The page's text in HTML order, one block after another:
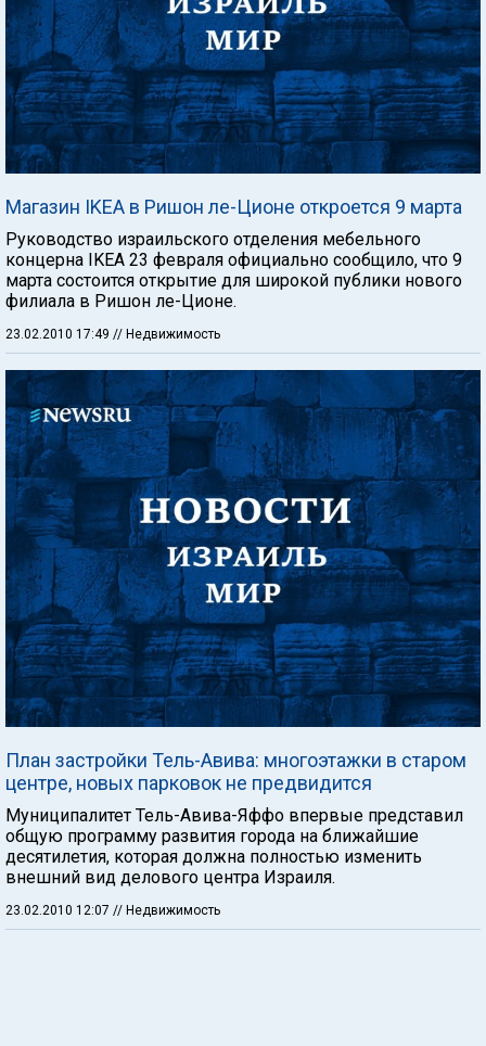
Магазин IKEA в Ришон ле-Ционе откроется 9 марта
Руководство израильского отделения мебельного
концерна IKEA 23 февраля официально сообщило, что 9
марта состоится открытие для широкой публики нового
филиала в Ришон ле-Ционе.
23.02.2010 17:49 // Недвижимость
План застройки Тель-Авива: многоэтажки в старом
центре, новых парковок не предвидится
Муниципалитет Тель-Авива-Яффо впервые представил
общую программу развития города на ближайшие
десятилетия, которая должна полностью изменить
внешний вид делового центра Израиля.
23.02.2010 12:07 // Недвижимость